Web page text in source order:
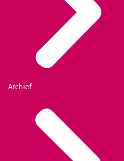
Archief